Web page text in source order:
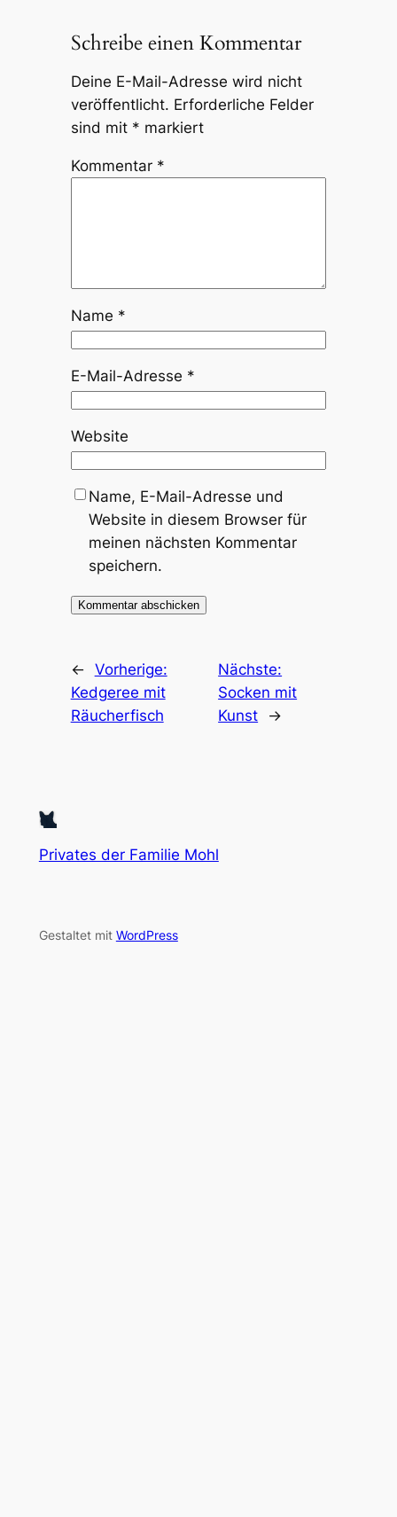
Schreibe einen Kommentar
Deine E-Mail-Adresse wird nicht
veröffentlicht. Erforderliche Felder
sind mit * markiert
Kommentar *
Name *
E-Mail-Adresse *
Website
Name, E-Mail-Adresse und
Website in diesem Browser für
meinen nächsten Kommentar
speichern.
← Vorherige:
Kedgeree mit
Räucherfisch
Nächste:
Socken mit
Kunst
→
Privates der Familie Mohl
Gestaltet mit WordPress